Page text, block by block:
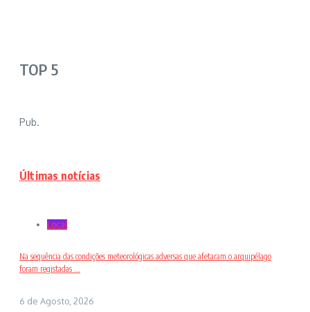
TOP 5
Pub.
Últimas notícias
Local
Na sequência das condições meteorológicas adversas que afetaram o arquipélago
foram registadas ...
6 de Agosto, 2026